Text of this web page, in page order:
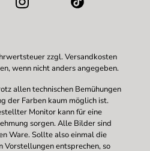
zzgl.Versandkosten
wenn nicht anders angegeben.
allen technischen Bemühungen
der Farben kaum möglich ist.
Monitor kann für eine
sorgen. Alle Bilder sind
Ware. Sollte also einmal die
Vorstellungen entsprechen, so